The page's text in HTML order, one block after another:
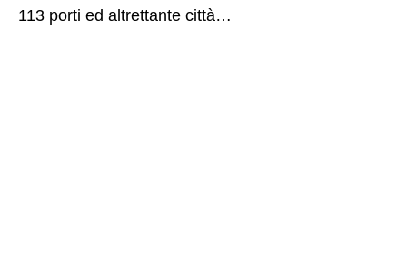
113 porti ed altrettante città…